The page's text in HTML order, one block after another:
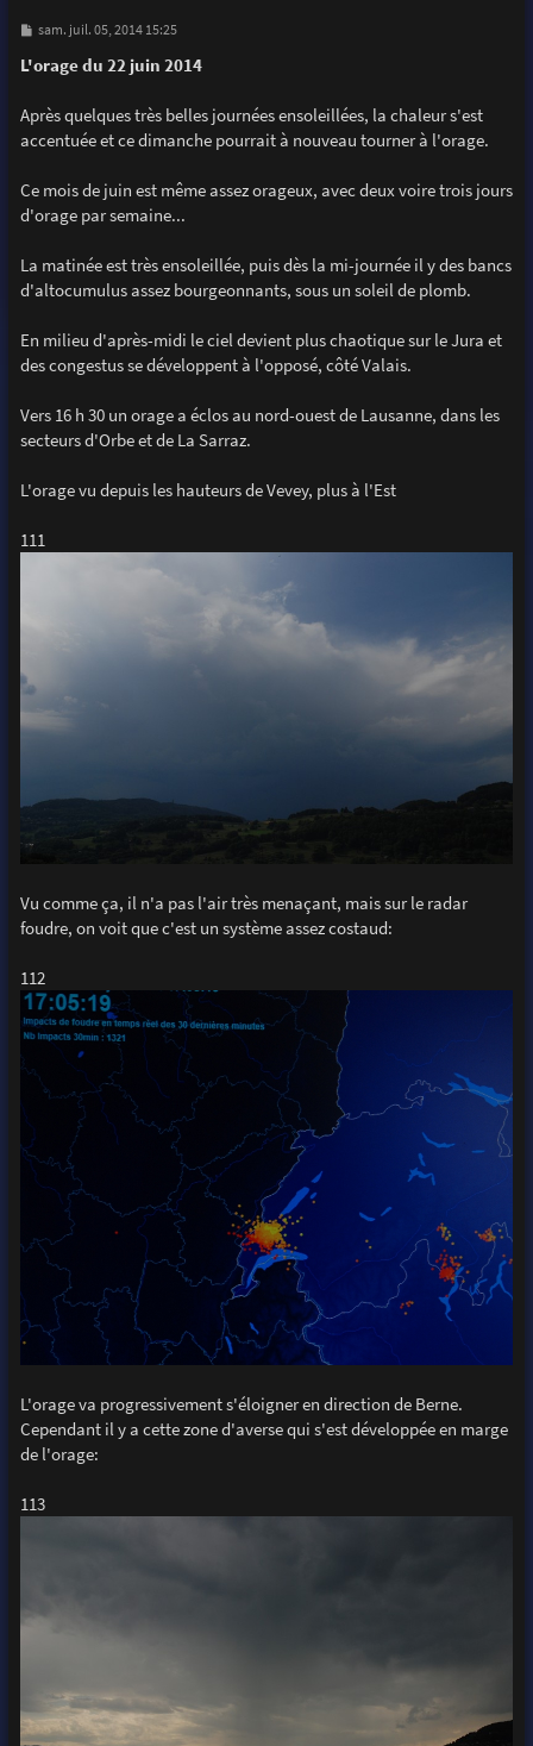
M
s
s
e
sam. juil. 05, 2014 15:25
L'orage du 22 juin 2014
Après quelques très belles journées ensoleillées, la chaleur s'est
accentuée et ce dimanche pourrait à nouveau tourner à l'orage.
Ce mois de juin est même assez orageux, avec deux voire trois jours
d'orage par semaine...
La matinée est très ensoleillée, puis dès la mi-journée il y des bancs
d'altocumulus assez bourgeonnants, sous un soleil de plomb.
En milieu d'après-midi le ciel devient plus chaotique sur le Jura et
des congestus se développent à l'opposé, côté Valais.
Vers 16 h 30 un orage a éclos au nord-ouest de Lausanne, dans les
secteurs d'Orbe et de La Sarraz.
L'orage vu depuis les hauteurs de Vevey, plus à l'Est
111
Vu comme ça, il n'a pas l'air très menaçant, mais sur le radar
foudre, on voit que c'est un système assez costaud:
112
L'orage va progressivement s'éloigner en direction de Berne.
Cependant il y a cette zone d'averse qui s'est développée en marge
de l'orage:
113